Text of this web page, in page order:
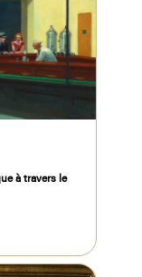
à travers le